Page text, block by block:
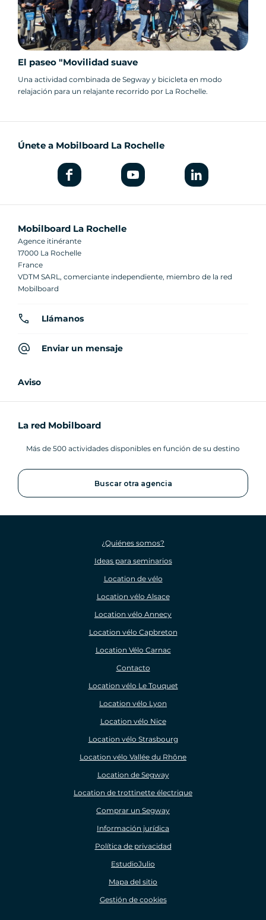
El paseo "Movilidad suave
Una actividad combinada de Segway y bicicleta en modo
relajación para un relajante recorrido por La Rochelle.
Únete a Mobilboard La Rochelle
Mobilboard La Rochelle
Agence itinérante
17000 La Rochelle
France
VDTM SARL, comerciante independiente, miembro de la red
Mobilboard
Llámanos
Enviar un mensaje
Aviso
La red Mobilboard
Más de 500 actividades disponibles en función de su destino
Buscar otra agencia
¿Quiénes somos?
Ideas para seminarios
Location de vélo
Location vélo Alsace
Location vélo Annecy
Location vélo Capbreton
Location Vélo Carnac
Contacto
Location vélo Le Touquet
Location vélo Lyon
Location vélo Nice
Location vélo Strasbourg
Location vélo Vallée du Rhône
Location de Segway
Location de trottinette électrique
Comprar un Segway
Información jurídica
Política de privacidad
EstudioJulio
Mapa del sitio
Gestión de cookies